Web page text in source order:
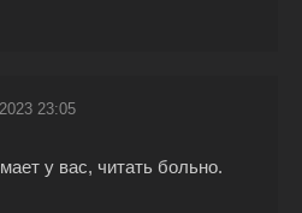
23:05
у вас, читать больно.